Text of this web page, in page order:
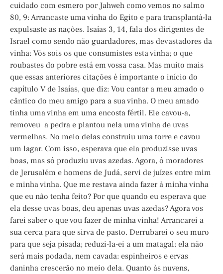
cuidado com esmero por Jahweh como vemos no salmo
80, 9: Arrancaste uma vinha do Egito e para transplantá-la
expulsaste as nações. Isaías 3, 14, fala dos dirigentes de
Israel como sendo não guardadores, mas devastadores da
vinha: Vós sois os que consumistes esta vinha; o que
roubastes do pobre está em vossa casa. Mas muito mais
que essas anteriores citações é importante o início do
capítulo V de Isaías, que diz: Vou cantar a meu amado o
cântico do meu amigo para a sua vinha. O meu amado
tinha uma vinha em uma encosta fértil. Ele cavou-a,
removeu a pedra e plantou nela uma vinha de uvas
vermelhas. No meio delas construiu uma torre e cavou
um lagar. Com isso, esperava que ela produzisse uvas
boas, mas só produziu uvas azedas. Agora, ó moradores
de Jerusalém e homens de Judá, servi de juízes entre mim
e minha vinha. Que me restava ainda fazer à minha vinha
que eu não tenha feito? Por que quando eu esperava que
ela desse uvas boas, deu apenas uvas azedas? Agora vos
farei saber o que vou fazer de minha vinha! Arrancarei a
sua cerca para que sirva de pasto. Derrubarei o seu muro
para que seja pisada; reduzi-la-ei a um matagal: ela não
será mais podada, nem cavada: espinheiros e ervas
daninha crescerão no meio dela. Quanto às nuvens,